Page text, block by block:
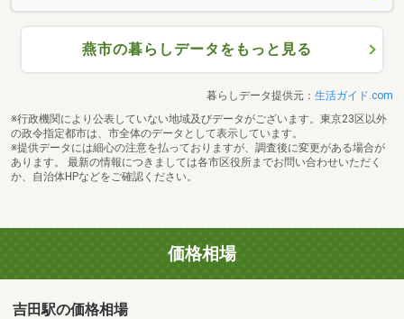
燕市の暮らしデータをもっと見る
暮らしデータ提供元： 生活ガイド.com
※行政機関により公表していない地域及びデータがございます。東京23区以外
の政令指定都市は、市全体のデータとして表示しています。
※提供データには細心の注意を払っておりますが、調査後に変更がある場合が
あります。 最新の情報につきましては各市区役所までお問い合わせいただく
か、自治体HPなどをご確認ください。
価格相場
吉田駅の価格相場